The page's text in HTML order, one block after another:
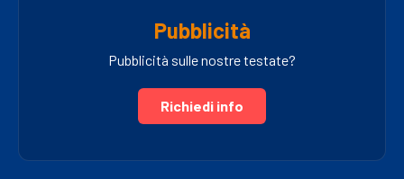
Pubblicità
Pubblicità sulle nostre testate?
Richiedi info